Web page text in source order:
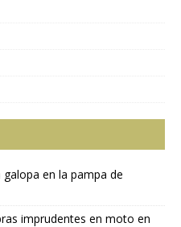
en la pampa de
imprudentes en moto en